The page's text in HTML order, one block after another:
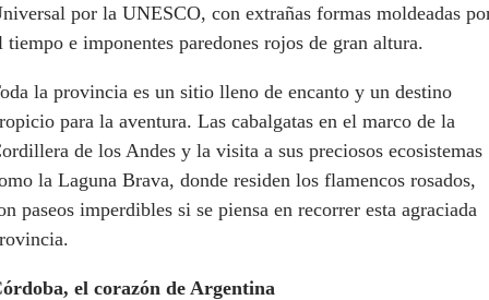
por la UNESCO, con extrañas formas moldeadas
tiempo e imponentes paredones rojos de gran altura.
la provincia es un sitio lleno de encanto y un destino
para la aventura. Las cabalgatas en el marco de la
de los Andes y la visita a sus preciosos ecosistemas
la Laguna Brava, donde residen los flamencos rosados,
paseos imperdibles si se piensa en recorrer esta agraciada
el corazón de Argentina